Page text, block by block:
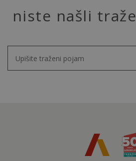
niste našli